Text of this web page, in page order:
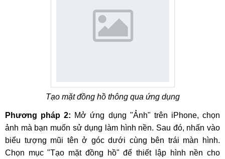
Tạo mặt đồng hồ thông qua ứng dụng
Phương pháp 2: Mở ứng dụng "Ảnh" trên iPhone, chọn
ảnh mà bạn muốn sử dụng làm hình nền. Sau đó, nhấn vào
biểu tượng mũi tên ở góc dưới cùng bên trái màn hình.
Chọn mục "Tạo mặt đồng hồ" để thiết lập hình nền cho